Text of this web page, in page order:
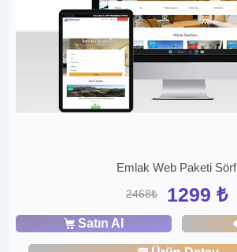
Emlak Web Paketi Sörf
2468₺ 1299 ₺
Satın Al